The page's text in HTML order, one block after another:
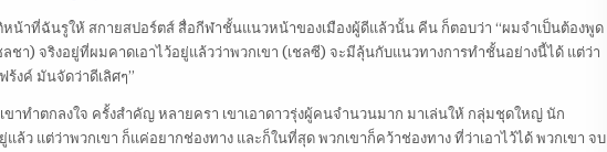
าที่ฉันรูให้ สกายสปอร์ตส์ สื่อกีฬาชั้นแนวหน้าของเมืองผู้ดีแล้วนั้น คีน ก็ตอบว่า “ผมจำเป็นต้องพูด
ชา) จริงอยู่ที่ผมคาดเอาไว้อยู่แล้วว่าพวกเขา (เชลซี) จะมีลุ้นกับแนวทางการทำชั้นอย่างนี้ได้ แต่ว่า
ร้งค์ มันจัดว่าดีเลิศๆ”
เขาทำตกลงใจ ครั้งสำคัญ หลายครา เขาเอาดาวรุ่งผู้คนจำนวนมาก มาเล่นให้ กลุ่มชุดใหญ่ นัก
ว แต่ว่าพวกเขา ก็แค่อยากช่องทาง และก็ในที่สุด พวกเขาก็คว้าช่องทาง ที่ว่าเอาไว้ได้ พวกเขา จบ